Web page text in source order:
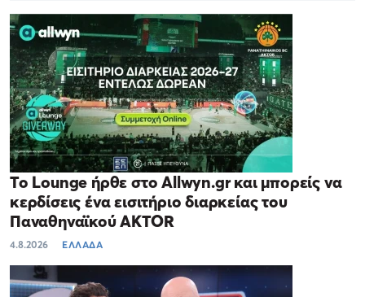
Το Lounge ήρθε στο Allwyn.gr και μπορείς να
κερδίσεις ένα εισιτήριο διαρκείας του
Παναθηναϊκού AKTOR
4.8.2026 ΕΛΛΑΔΑ